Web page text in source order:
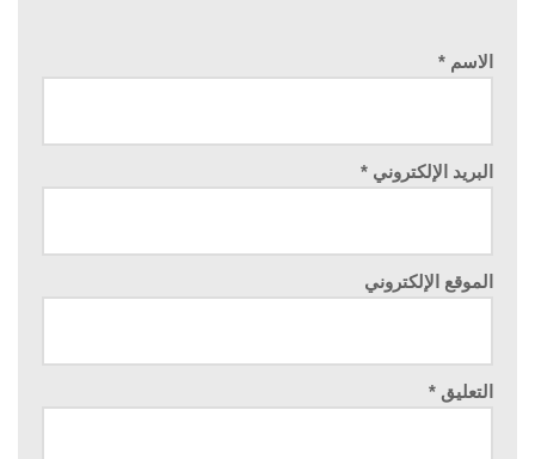
الاسم *
البريد الإلكتروني *
الموقع الإلكتروني
التعليق *